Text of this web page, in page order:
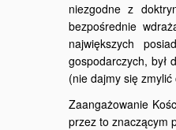
niezgodne z
bezpośrednie
największych
gospodarczych, był
(nie dajmy się
Zaangażowanie
przez to znaczącym